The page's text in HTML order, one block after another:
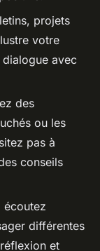
projets
votre
avec
des
ou les
pas à
conseils
écoutez
différentes
et